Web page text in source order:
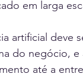
em larga
artificial
do negócio,
até a